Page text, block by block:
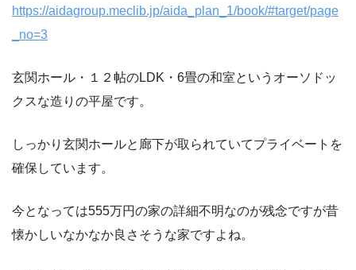
https://aidagroup.meclib.jp/aida_plan_1/book/#target/page
_no=3
玄関ホール・１２帖のLDK・6畳の和室というオーソドッ
クスな造りの平屋です。
しっかり玄関ホールと廊下が取られていてプライベートを
確保しています。
今となっては555万円の家の詳細不明なのが残念ですが昔
懐かしいなかなか良さそうな家ですよね。